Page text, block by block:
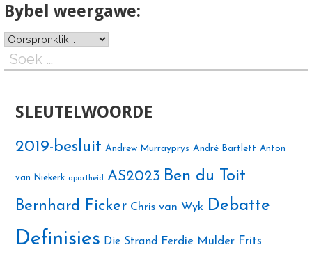
Bybel weergawe:
Soek
na:
SLEUTELWOORDE
2019-besluit Andrew Murrayprys André Bartlett Anton
van Niekerk apartheid AS2023 Ben du Toit
Bernhard Ficker Chris van Wyk Debatte
Definisies Die Strand Ferdie Mulder Frits